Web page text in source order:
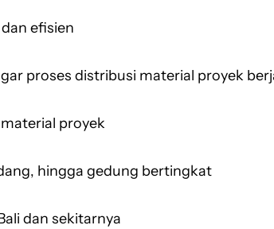
efisien
proses distribusi material proyek
proyek
hingga gedung bertingkat
dan sekitarnya